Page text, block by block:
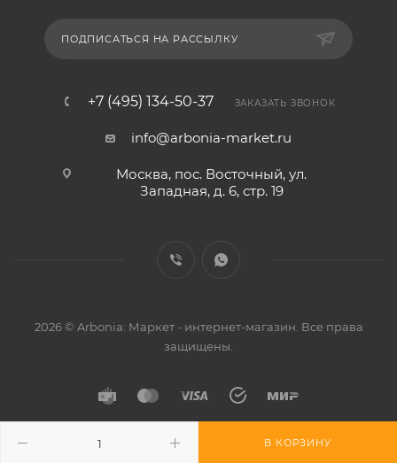
В КОРЗИНУ
ПОДПИСАТЬСЯ НА РАССЫЛКУ
+7 (495) 134-50-37 ЗАКАЗАТЬ ЗВОНОК
info@arbonia-market.ru
Москва, пос. Восточный, ул.
Западная, д. 6, стр. 19
2026 © Arbonia: Маркет - интернет-магазин. Все права
защищены.